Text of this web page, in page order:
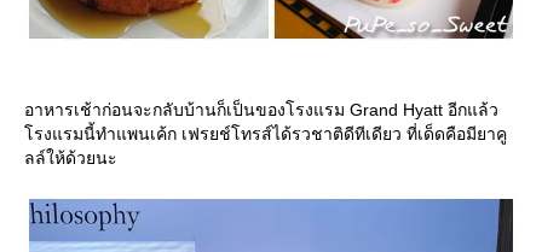
อาหารเช้าก่อนจะกลับบ้านก็เป็นของโรงแรม Grand Hyatt อีกแล้ว
รงแรมนี้ทำแพนเค้ก เฟรยช์โทรส์ได้รวชาติดีทีเดียว ที่เด็ดคือมียาคู
ลล์ให้ด้วยนะ